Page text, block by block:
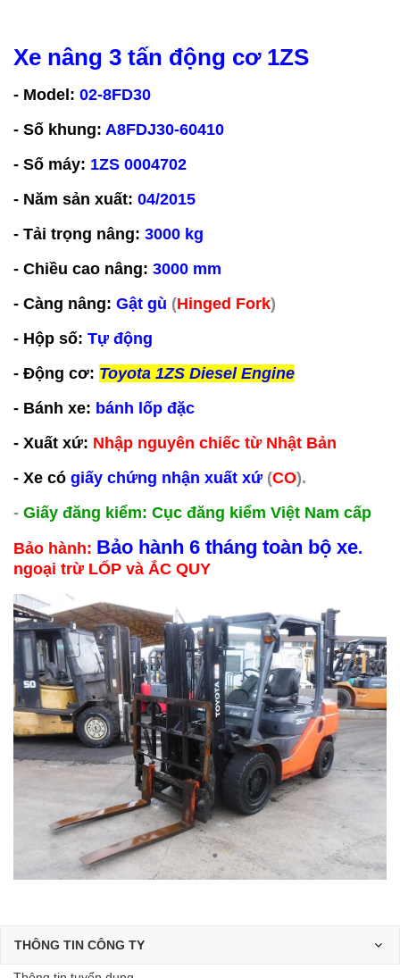
Xe nâng 3 tấn động cơ 1ZS
- Model: 02-8FD30
- Số khung: A8FDJ30-60410
- Số máy: 1ZS 0004702
- Năm sản xuất: 04/2015
- Tải trọng nâng: 3000 kg
- Chiều cao nâng: 3000 mm
- Càng nâng: Gật gù (Hinged Fork)
- Hộp số: Tự động
- Động cơ: Toyota 1ZS Diesel Engine
- Bánh xe: bánh lốp đặc
- Xuất xứ: Nhập nguyên chiếc từ Nhật Bản
- Xe có giấy chứng nhận xuất xứ (CO).
- Giấy đăng kiểm: Cục đăng kiểm Việt Nam cấp
Bảo hành: Bảo hành 6 tháng toàn bộ xe.
ngoại trừ LỐP và ẮC QUY
THÔNG TIN CÔNG TY